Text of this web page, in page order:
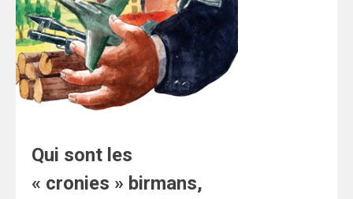
Qui sont les
« cronies » birmans,